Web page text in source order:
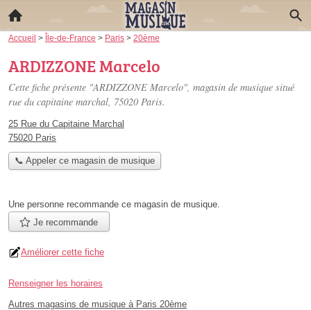
Accueil > Île-de-France > Paris > 20ème
ARDIZZONE Marcelo
Cette fiche présente "ARDIZZONE Marcelo", magasin de musique situé
rue du capitaine marchal, 75020 Paris.
25 Rue du Capitaine Marchal
75020 Paris
📞 Appeler ce magasin de musique
Une personne recommande ce magasin de musique.
Je recommande
Améliorer cette fiche
Renseigner les horaires
Autres magasins de musique à Paris 20ème